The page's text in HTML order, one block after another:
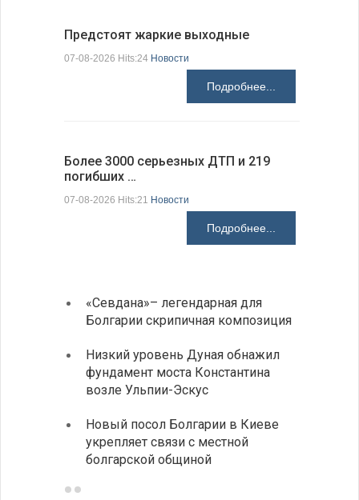
Предстоят жаркие выходные
07-08-2026 Hits:24 Новости
Подробнее...
Более 3000 серьезных ДТП и 219
погибших …
07-08-2026 Hits:21 Новости
Подробнее...
«Севдана»– легендарная для
Болгарии скрипичная композиция
Низкий уровень Дуная обнажил
фундамент моста Константина
возле Ульпии-Эскус
Новый посол Болгарии в Киеве
укрепляет связи с местной
болгарской общиной